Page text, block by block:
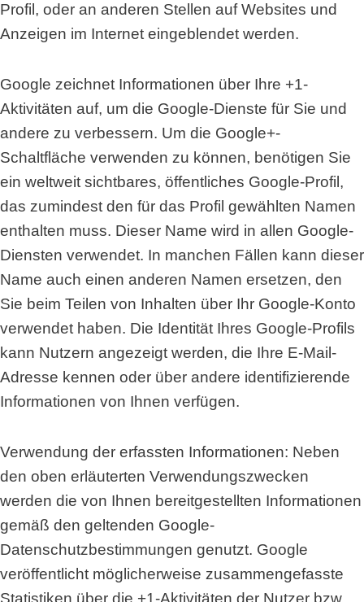
Profil, oder an anderen Stellen auf Websites und
Anzeigen im Internet eingeblendet werden.
Google zeichnet Informationen über Ihre +1-
Aktivitäten auf, um die Google-Dienste für Sie und
andere zu verbessern. Um die Google+-
Schaltfläche verwenden zu können, benötigen Sie
ein weltweit sichtbares, öffentliches Google-Profil,
das zumindest den für das Profil gewählten Namen
enthalten muss. Dieser Name wird in allen Google-
Diensten verwendet. In manchen Fällen kann dieser
Name auch einen anderen Namen ersetzen, den
Sie beim Teilen von Inhalten über Ihr Google-Konto
verwendet haben. Die Identität Ihres Google-Profils
kann Nutzern angezeigt werden, die Ihre E-Mail-
Adresse kennen oder über andere identifizierende
Informationen von Ihnen verfügen.
Verwendung der erfassten Informationen: Neben
den oben erläuterten Verwendungszwecken
werden die von Ihnen bereitgestellten Informationen
gemäß den geltenden Google-
Datenschutzbestimmungen genutzt. Google
veröffentlicht möglicherweise zusammengefasste
Statistiken über die +1-Aktivitäten der Nutzer bzw.